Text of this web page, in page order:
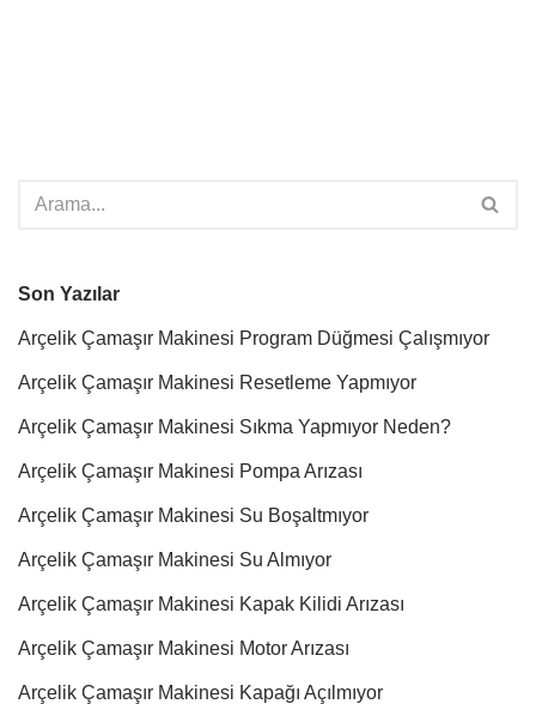
Son Yazılar
Arçelik Çamaşır Makinesi Program Düğmesi Çalışmıyor
Arçelik Çamaşır Makinesi Resetleme Yapmıyor
Arçelik Çamaşır Makinesi Sıkma Yapmıyor Neden?
Arçelik Çamaşır Makinesi Pompa Arızası
Arçelik Çamaşır Makinesi Su Boşaltmıyor
Arçelik Çamaşır Makinesi Su Almıyor
Arçelik Çamaşır Makinesi Kapak Kilidi Arızası
Arçelik Çamaşır Makinesi Motor Arızası
Arçelik Çamaşır Makinesi Kapağı Açılmıyor